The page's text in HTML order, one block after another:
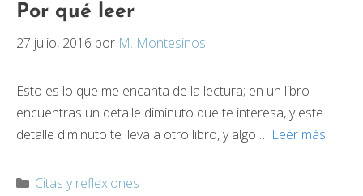
Por qué leer
27 julio, 2016 por M. Montesinos
Esto es lo que me encanta de la lectura; en un libro
encuentras un detalle diminuto que te interesa, y este
detalle diminuto te lleva a otro libro, y algo … Leer más
Categorías
Citas y reflexiones